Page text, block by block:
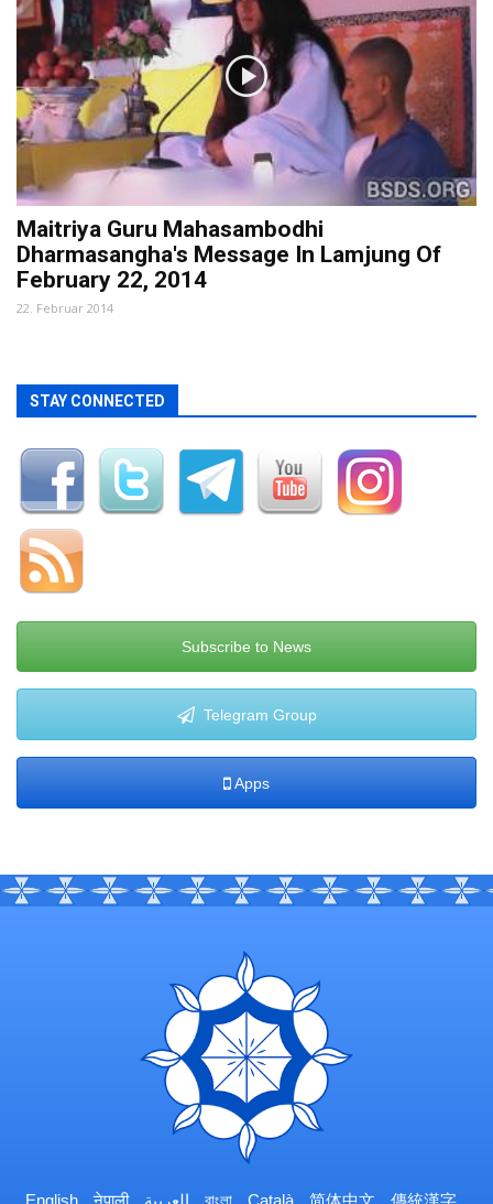
Maitriya Guru Mahasambodhi
Dharmasangha's Message In Lamjung Of
February 22, 2014
22. Februar 2014
STAY CONNECTED
Subscribe to News
Telegram Group
Apps
English नेपाली العربية বাংলা Català 简体中文 傳統漢字